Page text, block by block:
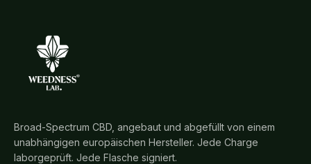
Broad-Spectrum CBD, angebaut und abgefüllt von einem
unabhängigen europäischen Hersteller. Jede Charge
laborgeprüft. Jede Flasche signiert.